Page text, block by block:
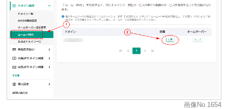
画像No.1654